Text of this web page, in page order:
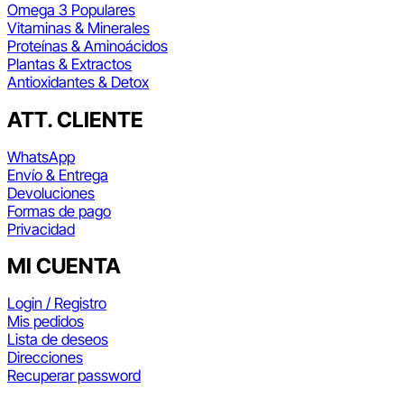
Omega 3
Vitaminas & Minerales
Proteínas & Aminoácidos
Plantas & Extractos
Antioxidantes & Detox
ATT. CLIENTE
WhatsApp
Envío & Entrega
Devoluciones
Formas de pago
Privacidad
MI CUENTA
Login / Registro
Mis pedidos
Lista de deseos
Direcciones
Recuperar password